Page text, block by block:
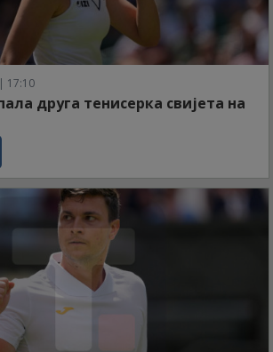
17:10
друга тенисерка свијета на